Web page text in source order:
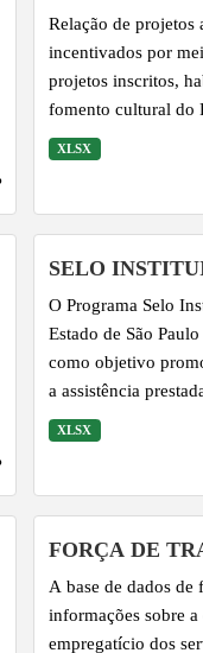
Relação de projetos
incentivados por
projetos inscritos,
fomento cultural do
XLSX
SELO
O Programa Selo
Estado de São
como objetivo
a assistência
saúde. Alinhado às
Saúde, aos
qualidade dos
envelhecimento
XLSX
FORÇA DE
A base de dados de
informações sobre
empregatício dos